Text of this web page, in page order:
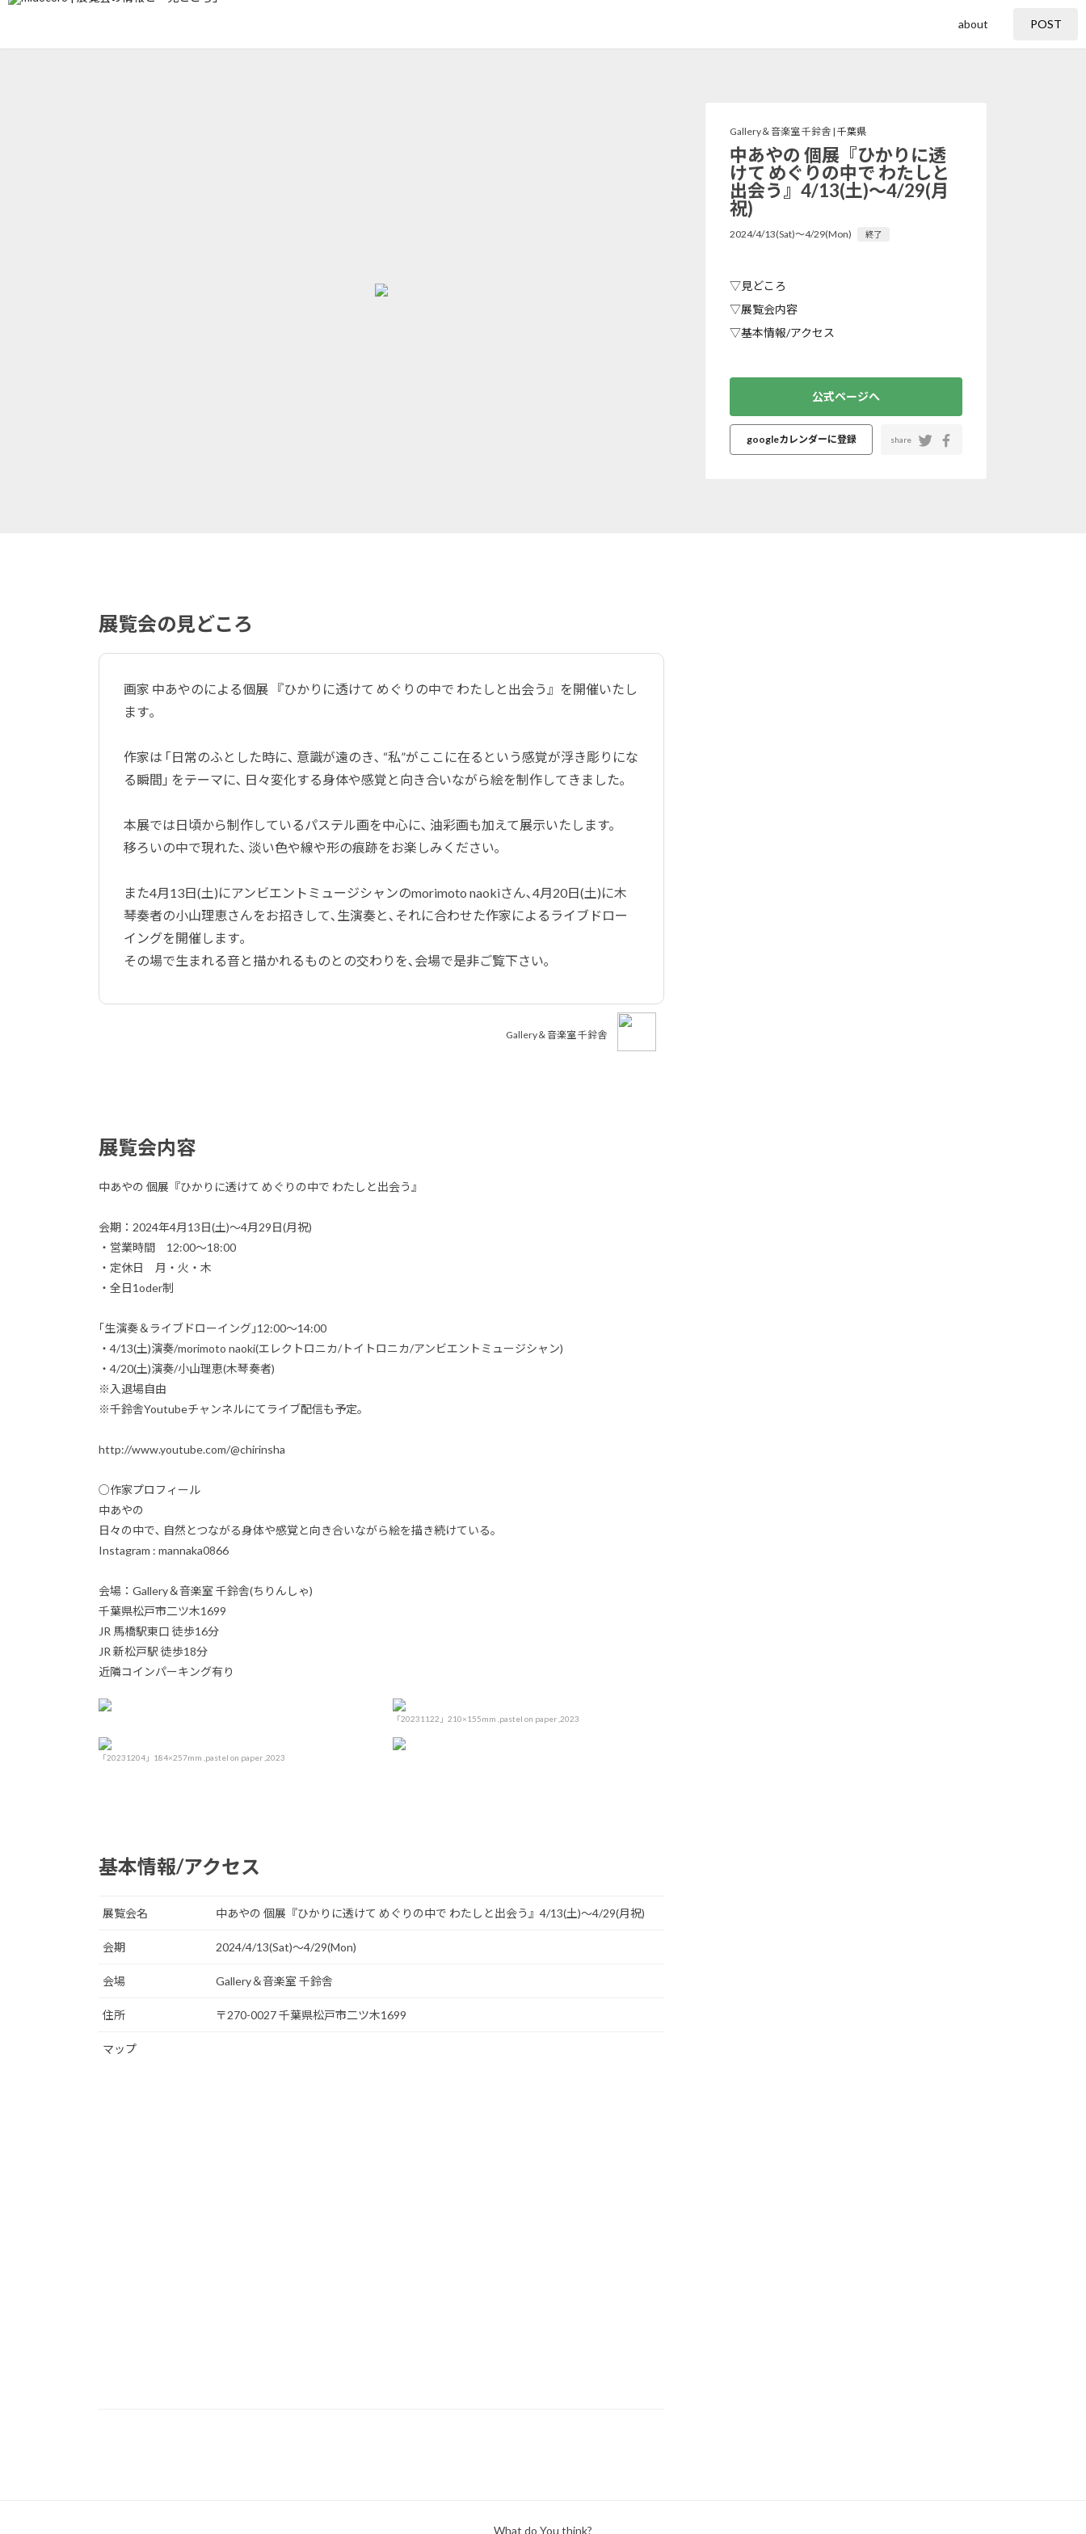
about POST
Gallery＆音楽室 千鈴舎 | 千葉県
中あやの 個展『ひかりに透
けて めぐりの中で わたしと
出会う』4/13(土)～4/29(月
祝)
2024/4/13(Sat)〜4/29(Mon) 終了
▽見どころ
▽展覧会内容
▽基本情報/アクセス
公式ページへ
googleカレンダーに登録 share
展覧会の見どころ
画家 中あやのによる個展 『ひかりに透けて めぐりの中で わたしと出会う』を開催いたし
ます｡
作家は ｢日常のふとした時に､ 意識が遠のき､ “私”がここに在るという感覚が浮き彫りにな
る瞬間｣ をテーマに､ 日々変化する身体や感覚と向き合いながら絵を制作してきました｡
本展では日頃から制作しているパステル画を中心に､ 油彩画も加えて展示いたします。
移ろいの中で現れた､ 淡い色や線や形の痕跡をお楽しみください｡
また4月13日(土)にアンビエントミュージシャンのmorimoto naokiさん､4月20日(土)に木
琴奏者の小山理恵さんをお招きして､生演奏と､それに合わせた作家によるライブドロー
イングを開催します｡
その場で生まれる音と描かれるものとの交わりを､会場で是非ご覧下さい｡
Gallery＆音楽室 千鈴舎
展覧会内容
中あやの 個展『ひかりに透けて めぐりの中で わたしと出会う』
会期：2024年4月13日(土)～4月29日(月祝)
・営業時間 12:00～18:00
・定休日 月・火・木
・全日1oder制
｢生演奏＆ライブドローイング｣12:00～14:00
・4/13(土)演奏/morimoto naoki(エレクトロニカ/トイトロニカ/アンビエントミュージシャン)
・4/20(土)演奏/小山理恵(木琴奏者)
※入退場自由
※千鈴舎Youtubeチャンネルにてライブ配信も予定。
http://www.youtube.com/@chirinsha
○作家プロフィール
中あやの
日々の中で､ 自然とつながる身体や感覚と向き合いながら絵を描き続けている｡
Instagram : mannaka0866
会場：Gallery＆音楽室 千鈴舎(ちりんしゃ)
千葉県松戸市二ツ木1699
JR 馬橋駅東口 徒歩16分
JR 新松戸駅 徒歩18分
近隣コインパーキング有り
「20231122」210×155mm ,pastel on paper ,2023
「20231204」184×257mm ,pastel on paper ,2023
基本情報/アクセス
展覧会名 中あやの 個展『ひかりに透けて めぐりの中で わたしと出会う』4/13(土)～4/29(月祝)
会期 2024/4/13(Sat)〜4/29(Mon)
会場 Gallery＆音楽室 千鈴舎
住所 〒270-0027 千葉県松戸市二ツ木1699
マップ
What do You think?